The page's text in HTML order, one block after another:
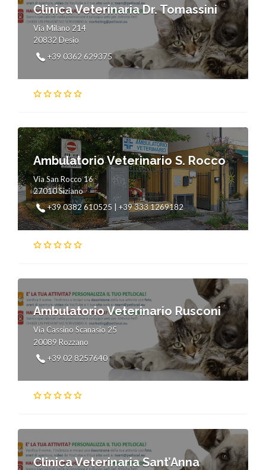
Clinica Veterinaria Dr. Tomassini
Via Milano 214
20832 Desio
+39 0362 629375
Ambulatorio Veterinario S. Rocco
Via San Rocco 16
27010 Siziano
+39 0382 610525 | +39 333 1269182
Ambulatorio Veterinario Rusconi
Via Cassino Scanasio 25
20089 Rozzano
+39 02 8257640
Clinica Veterinaria Sant’Anna